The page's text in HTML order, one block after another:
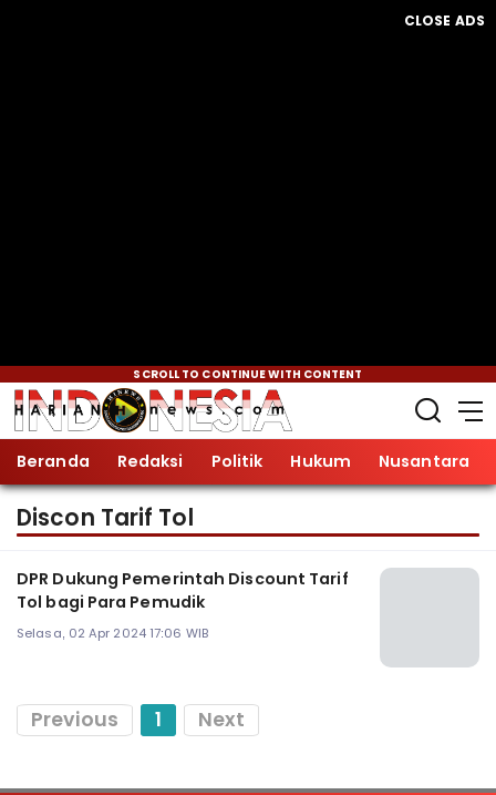
CLOSE ADS
SCROLL TO CONTINUE WITH CONTENT
Beranda Redaksi Politik Hukum Nusantara
Discon Tarif Tol
DPR Dukung Pemerintah Discount Tarif
Tol bagi Para Pemudik
Selasa, 02 Apr 2024 17:06 WIB
Previous 1 Next